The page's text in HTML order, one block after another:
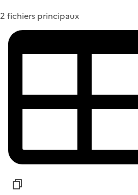
2 fichiers principaux